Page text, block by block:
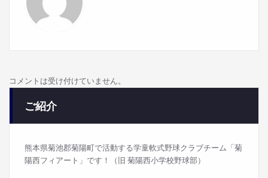
コメントは受け付けていません。
ご紹介
熊本県菊池郡菊陽町で活動する学童軟式野球クラブチーム「菊
陽西フィアート」です！（旧 菊陽西小学校野球部）